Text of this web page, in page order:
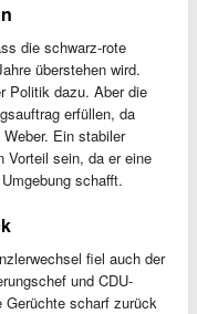
die schwarz-rote
überstehen wird.
Politik dazu. Aber die
erfüllen, da
Ein stabiler
Vorteil sein, da er eine
schafft.
fiel auch der
und CDU-
Gerüchte scharf zurück